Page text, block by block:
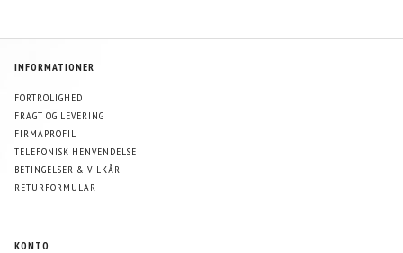
INFORMATIONER
FORTROLIGHED
FRAGT OG LEVERING
FIRMAPROFIL
TELEFONISK HENVENDELSE
BETINGELSER & VILKÅR
RETURFORMULAR
KONTO